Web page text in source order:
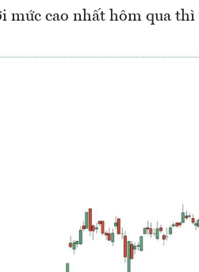
mức cao nhất hôm qua